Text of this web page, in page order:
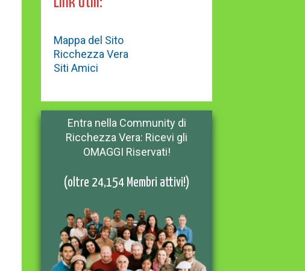
Mappa del Sito
Ricchezza Vera
Siti Amici
Entra nella Community di
Ricchezza Vera: Ricevi gli
OMAGGI Riservati!
(oltre 24,154 Membri attivi!)